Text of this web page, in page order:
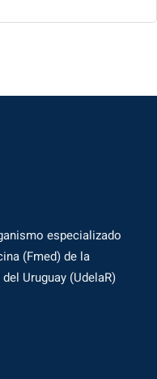
especializado
(Fmed) de la
Uruguay (UdelaR)